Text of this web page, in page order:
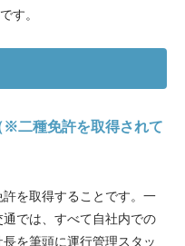
す。
※二種免許を取得されて
を取得することです。一
では、すべて自社内での
を筆頭に運行管理スタッ